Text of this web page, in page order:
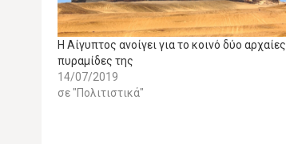
Η Αίγυπτος ανοίγει για το κοινό δύο αρχαίες
πυραμίδες της
14/07/2019
σε "Πολιτιστικά"